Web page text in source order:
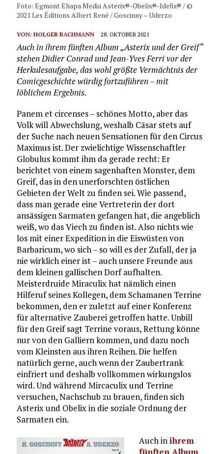
Foto: Egmont Ehapa Media Asterix®-Obelix®-Idefix® / ©
2021 Les Éditions Albert René / Goscinny – Uderzo
VON: HOLGER BACHMANN 28. OKTOBER 2021
Auch in ihrem fünften Album „Asterix und der Greif“
stehen Didier Conrad und Jean-Yves Ferri vor der
Herkulesaufgabe, das wohl größte Vermächtnis der
Comicgeschichte würdig fortzuführen – mit
löblichem Ergebnis.
Panem et circenses – schönes Motto, aber das
Volk will Abwechslung, weshalb Cäsar stets auf
der Suche nach neuen Sensationen für den Circus
Maximus ist. Der zwielichtige Wissenschaftler
Globulus kommt ihm da gerade recht: Er
berichtet von einem sagenhaften Monster, dem
Greif, das in den unerforschten östlichen
Gebieten der Welt zu finden sei. Wie passend,
dass man gerade eine Vertreterin der dort
ansässigen Sarmaten gefangen hat, die angeblich
weiß, wo das Viech zu finden ist. Also nichts wie
los mit einer Expedition in die Eiswüsten von
Barbaricum, wo sich – so will es der Zufall, der ja
nie wirklich einer ist – auch unsere Freunde aus
dem kleinen gallischen Dorf aufhalten.
Meisterdruide Miraculix hat nämlich einen
Hilferuf seines Kollegen, dem Schamanen Terrine
bekommen, den er zuletzt auf einer Konferenz
für alternative Zauberei getroffen hatte. Unbill
für den Greif sagt Terrine voraus, Rettung könne
nur von den Galliern kommen, und dazu noch
vom Kleinsten aus ihren Reihen. Die helfen
natürlich gerne, auch wenn der Zaubertrank
einfriert und deshalb vollkommen wirkungslos
wird. Und während Mircaculix und Terrine
versuchen, Nachschub zu brauen, finden sich
Asterix und Obelix in die soziale Ordnung der
Sarmaten ein.
Auch in ihrem
fünften Album